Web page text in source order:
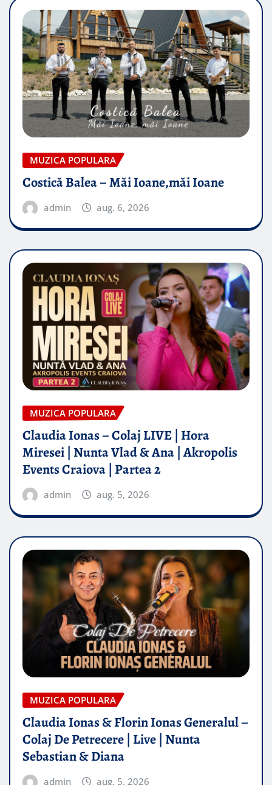
MUZICA POPULARA
Costică Balea – Măi Ioane,măi Ioane
admin aug. 6, 2026
MUZICA POPULARA
Claudia Ionas – Colaj LIVE | Hora
Miresei | Nunta Vlad & Ana | Akropolis
Events Craiova | Partea 2
admin aug. 5, 2026
MUZICA POPULARA
Claudia Ionas & Florin Ionas Generalul –
Colaj De Petrecere | Live | Nunta
Sebastian & Diana
admin aug. 5, 2026